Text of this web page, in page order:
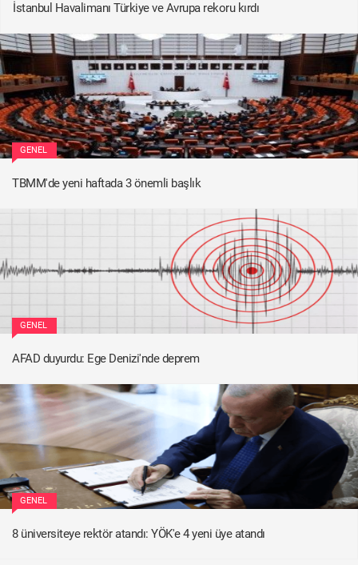
İstanbul Havalimanı Türkiye ve Avrupa rekoru kırdı
GENEL
TBMM'de yeni haftada 3 önemli başlık
GENEL
AFAD duyurdu: Ege Denizi'nde deprem
GENEL
8 üniversiteye rektör atandı: YÖK'e 4 yeni üye atandı